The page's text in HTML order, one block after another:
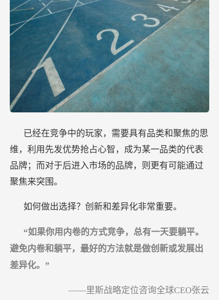
随着功能性食品市场的成熟、竞争的加剧，功能
性食品势必也会再分化。
可能按照性别、年龄、形态、功能不断地细分，
而
品牌要做的，就是找到机会性的细分品类去成为
这个品类的第一。
已经在竞争中的玩家，需要具有品类和聚焦的思
维，利用先发优势抢占心智，成为某一品类的代表
品牌；而对于后进入市场的品牌，则更有可能通过